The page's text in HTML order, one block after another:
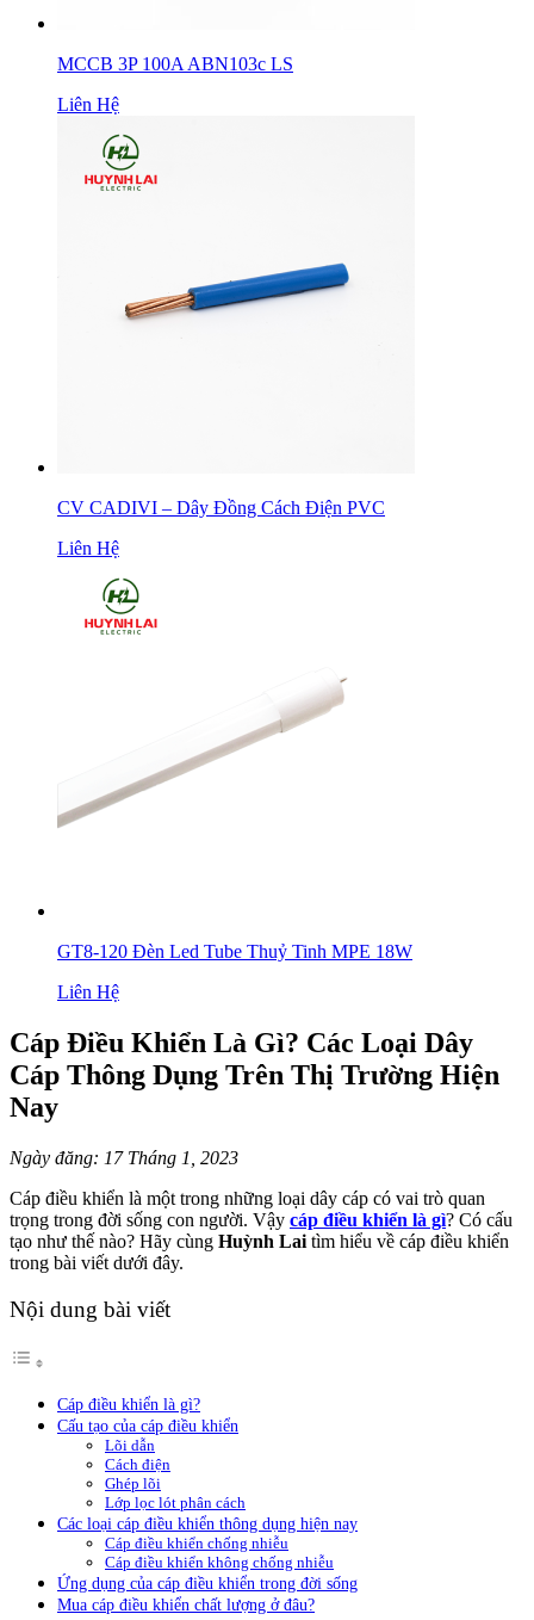
MCCB 3P 100A ABN103c LS
Liên Hệ
CV CADIVI – Dây Đồng Cách Điện PVC
Liên Hệ
GT8-120 Đèn Led Tube Thuỷ Tinh MPE 18W
Liên Hệ
Cáp Điều Khiển Là Gì? Các Loại Dây
Cáp Thông Dụng Trên Thị Trường Hiện
Nay
Ngày đăng: 17 Tháng 1, 2023
Cáp điều khiển là một trong những loại dây cáp có vai trò quan
trọng trong đời sống con người. Vậy cáp điều khiển là gì? Có cấu
tạo như thế nào? Hãy cùng Huỳnh Lai tìm hiểu về cáp điều khiển
trong bài viết dưới đây.
Nội dung bài viết
Cáp điều khiển là gì?
Cấu tạo của cáp điều khiển
Lõi dẫn
Cách điện
Ghép lõi
Lớp lọc lót phân cách
Các loại cáp điều khiển thông dụng hiện nay
Cáp điều khiển chống nhiễu
Cáp điều khiển không chống nhiễu
Ứng dụng của cáp điều khiển trong đời sống
Mua cáp điều khiển chất lượng ở đâu?